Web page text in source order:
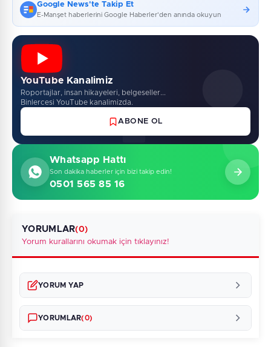
Google News'te Takip Et
E-Manşet haberlerini Google Haberler'den anında okuyun
YouTube Kanalimiz
Roportajlar, insan hikayeleri, belgeseller...
Binlercesi YouTube kanalimizda.
ABONE OL
Whatsapp Hattı
Son dakika haberler için bizi takip edin!
0501 565 85 16
YORUMLAR(0)
Yorum kurallarını okumak için tıklayınız!
YORUM YAP
YORUMLAR(0)